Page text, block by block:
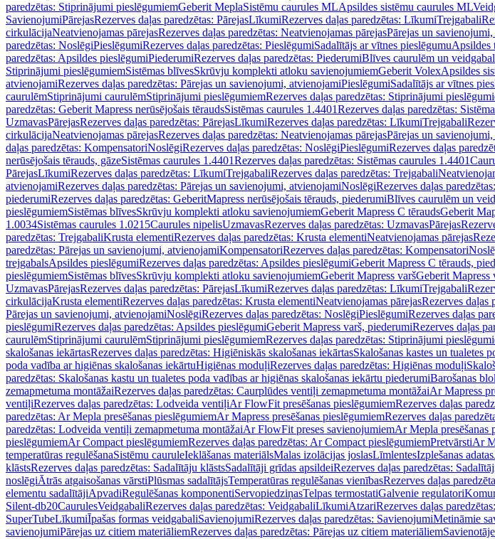
paredzētas: Stiprinājumi pieslēgumiemGeberit MeplaSistēmu caurules MLApsildes sistēmu caurules ML
SavienojumiPārejasRezerves daļas paredzētas: PārejasLīkumiRezerves daļas paredzētas: LīkumiTrejgabali
cirkulācijaNeatvienojamas pārejasRezerves daļas paredzētas: Neatvienojamas pārejasPārejas un
paredzētas: NoslēgiPieslēgumiRezerves daļas paredzētas: PieslēgumiSadalītājs ar vītnes pieslēgumuApsildes
paredzētas: Apsildes pieslēgumiPiederumiRezerves daļas paredzētas: PiederumiBlīves caurulēm un
Stiprinājumi pieslēgumiemSistēmas blīvesSkrūvju komplekti atloku savienojumiemGeberit VolexApsildes
atvienojamiRezerves daļas paredzētas: Pārejas un savienojumi, atvienojamiPieslēgumiSadalītājs ar vītnes
caurulēmStiprinājumi caurulēmStiprinājumi pieslēgumiemRezerves daļas paredzētas: Stiprinājumi
paredzētas: Geberit Mapress nerūsējošais tēraudsSistēmas caurules 1.4401Rezerves daļas paredzētas:
UzmavasPārejasRezerves daļas paredzētas: PārejasLīkumiRezerves daļas paredzētas: LīkumiTrejgabali
cirkulācijaNeatvienojamas pārejasRezerves daļas paredzētas: Neatvienojamas pārejasPārejas un
daļas paredzētas: KompensatoriNoslēgiRezerves daļas paredzētas: NoslēgiPieslēgumiRezerves daļas
nerūsējošais tērauds, gāzeSistēmas caurules 1.4401Rezerves daļas paredzētas: Sistēmas caurules 1.4401
PārejasLīkumiRezerves daļas paredzētas: LīkumiTrejgabaliRezerves daļas paredzētas: Trejgabali
atvienojamiRezerves daļas paredzētas: Pārejas un savienojumi, atvienojamiNoslēgiRezerves daļas
piederumiRezerves daļas paredzētas: GeberitMapress nerūsējošais tērauds, piederumiBlīves caurulēm un
pieslēgumiemSistēmas blīvesSkrūvju komplekti atloku savienojumiemGeberit Mapress C tēraudsGeberit
1.0034Sistēmas caurules 1.0215Caurules nipelisUzmavasRezerves daļas paredzētas: UzmavasPārejas
paredzētas: TrejgabaliKrusta elementiRezerves daļas paredzētas: Krusta elementiNeatvienojamas pārejas
paredzētas: Pārejas un savienojumi, atvienojamiKompensatoriRezerves daļas paredzētas: Kompensatori
trejgabalsApsildes pieslēgumiRezerves daļas paredzētas: Apsildes pieslēgumiGeberit Mapress C tērauds,
pieslēgumiemSistēmas blīvesSkrūvju komplekti atloku savienojumiemGeberit Mapress varšGeberit Mapress
UzmavasPārejasRezerves daļas paredzētas: PārejasLīkumiRezerves daļas paredzētas: LīkumiTrejgabali
cirkulācijaKrusta elementiRezerves daļas paredzētas: Krusta elementiNeatvienojamas pārejasRezerves daļas
Pārejas un savienojumi, atvienojamiNoslēgiRezerves daļas paredzētas: NoslēgiPieslēgumiRezerves daļas
pieslēgumiRezerves daļas paredzētas: Apsildes pieslēgumiGeberit Mapress varš, piederumiRezerves daļas
caurulēmStiprinājumi caurulēmStiprinājumi pieslēgumiemRezerves daļas paredzētas: Stiprinājumi
skalošanas iekārtasRezerves daļas paredzētas: Higiēniskās skalošanas iekārtasSkalošanas kastes un tualetes
poda vadība ar higiēnas skalošanas iekārtuHigiēnas moduļiRezerves daļas paredzētas: Higiēnas moduļi
paredzētas: Skalošanas kastu un tualetes poda vadības ar higiēnas skalošanas iekārtu piederumiBarošanas
zemapmetuma montāžaiRezerves daļas paredzētas: Caurplūdes ventiļi zemapmetuma montāžaiAr Mapress
ventiļiRezerves daļas paredzētas: Lodveida ventiļiAr FlowFit presēšanas pieslēgumiemRezerves daļas
paredzētas: Ar Mepla presēšanas pieslēgumiemAr Mapress presēšanas pieslēgumiemRezerves daļas
paredzētas: Lodveida ventiļi zemapmetuma montāžaiAr FlowFit preses savienojumiemAr Mepla presēšanas
pieslēgumiemAr Compact pieslēgumiemRezerves daļas paredzētas: Ar Compact pieslēgumiemPretvārstiAr
temperatūras regulēšanaSistēmu cauruleIeklāšanas materiālsMalas izolācijas joslasLīmlentesIzplešanas adatas
klāstsRezerves daļas paredzētas: Sadalītāju klāstsSadalītāji grīdas apsildeiRezerves daļas paredzētas:
noslēgiĀtrās atgaisošanas vārstiPlūsmas sadalītājsTemperatūras regulēšanas vienībasRezerves daļas
elementu sadalītājiApvadiRegulēšanas komponentiServopiedziņasTelpas termostatiGalvenie regulatori
Silent-db20CaurulesVeidgabaliRezerves daļas paredzētas: VeidgabaliLīkumiAtzariRezerves daļas
SuperTubeLīkumiĪpašas formas veidgabaliSavienojumiRezerves daļas paredzētas: SavienojumiMetināmie
savienojumiPārejas uz citiem materiāliemRezerves daļas paredzētas: Pārejas uz citiem materiāliem